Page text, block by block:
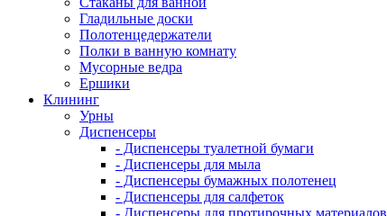
Гладильные доски
Полотенцедержатели
Полки в ванную комнату
Мусорные ведра
Ершики
Клининг
Урны
Диспенсеры
- Диспенсеры туалетной бумаги
- Диспенсеры для мыла
- Диспенсеры бумажных полотенец
- Диспенсеры для салфеток
- Диспенсеры для протирочных материалов